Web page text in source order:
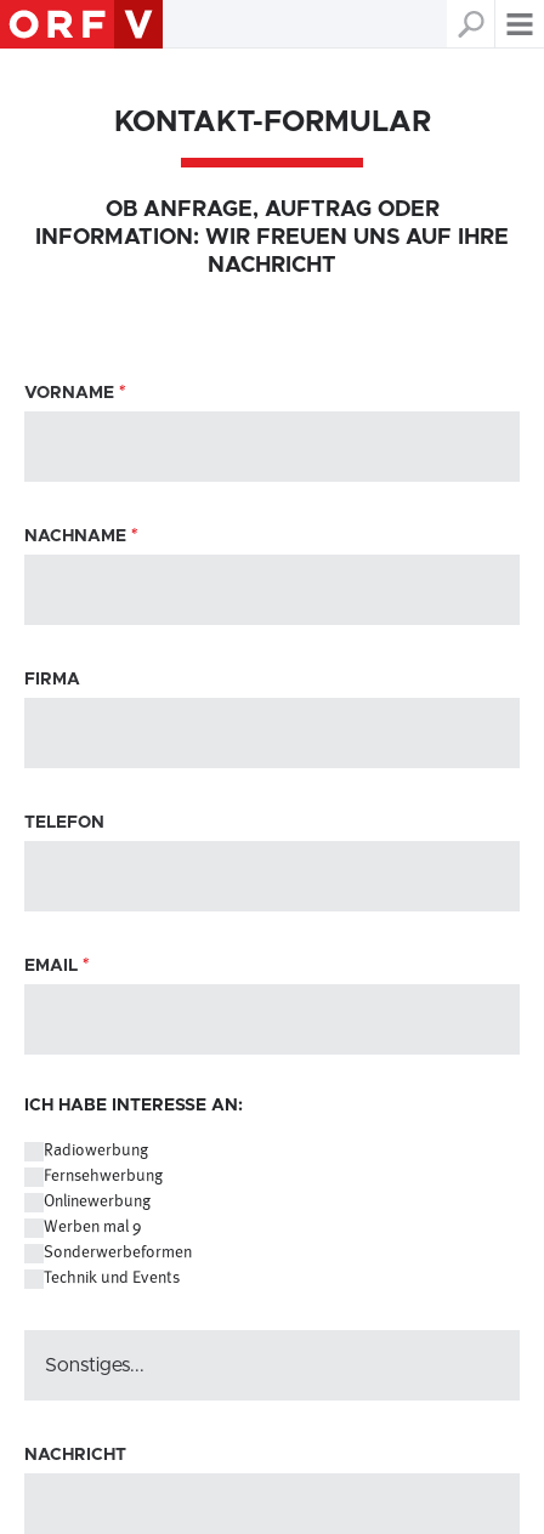
KONTAKT-FORMULAR
OB ANFRAGE, AUFTRAG ODER
INFORMATION: WIR FREUEN UNS AUF IHRE
NACHRICHT
VORNAME *
NACHNAME *
FIRMA
TELEFON
EMAIL *
ICH HABE INTERESSE AN:
Radiowerbung
Fernsehwerbung
Onlinewerbung
Werben mal 9
Sonderwerbeformen
Technik und Events
NACHRICHT